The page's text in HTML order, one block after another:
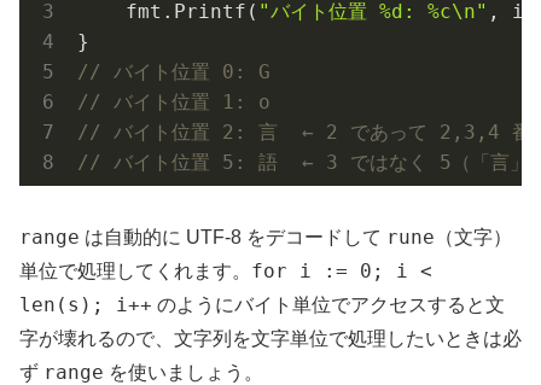
    fmt.Printf(
"バイト位置 %d: %c\n" , i,
// バイト位置 0: G
// バイト位置 1: o
// バイト位置 2: 言  ← 2 であって 2,3,4 番目
// バイト位置 5: 語  ← 3 ではなく 5（「言」が
range は自動的に UTF-8 をデコードして rune （文字）
単位で処理してくれます。 for i := 0; i <
len(s); i++ のようにバイト単位でアクセスすると文
字が壊れるので、文字列を文字単位で処理したいときは必
ず range を使いましょう。